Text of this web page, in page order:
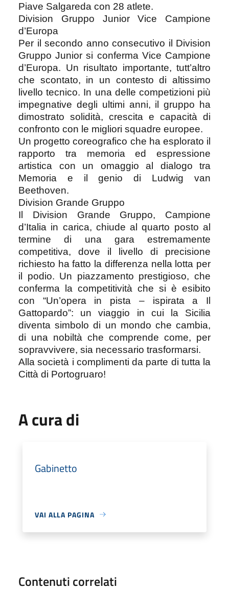
Piave Salgareda con 28 atlete.
Division Gruppo Junior Vice Campione
d’Europa
Per il secondo anno consecutivo il Division
Gruppo Junior si conferma Vice Campione
d’Europa. Un risultato importante, tutt’altro
che scontato, in un contesto di altissimo
livello tecnico. In una delle competizioni più
impegnative degli ultimi anni, il gruppo ha
dimostrato solidità, crescita e capacità di
confronto con le migliori squadre europee.
Un progetto coreografico che ha esplorato il
rapporto tra memoria ed espressione
artistica con un omaggio al dialogo tra
Memoria e il genio di Ludwig van
Beethoven.
Division Grande Gruppo
Il Division Grande Gruppo, Campione
d’Italia in carica, chiude al quarto posto al
termine di una gara estremamente
competitiva, dove il livello di precisione
richiesto ha fatto la differenza nella lotta per
il podio. Un piazzamento prestigioso, che
conferma la competitività che si è esibito
con “Un’opera in pista – ispirata a Il
Gattopardo”: un viaggio in cui la Sicilia
diventa simbolo di un mondo che cambia,
di una nobiltà che comprende come, per
sopravvivere, sia necessario trasformarsi.
Alla società i complimenti da parte di tutta la
Città di Portogruaro!
A cura di
Gabinetto
VAI ALLA PAGINA
Contenuti correlati